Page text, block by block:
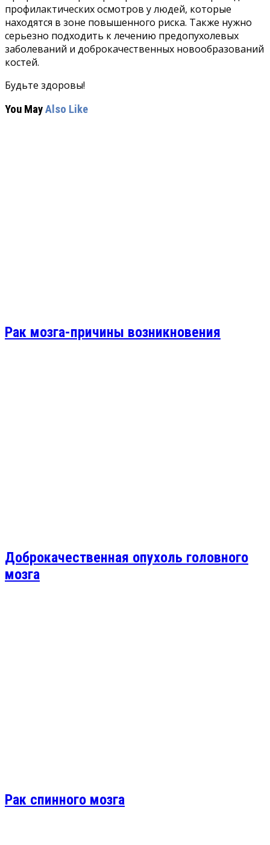
профилактических осмотров у людей, которые
находятся в зоне повышенного риска. Также нужно
серьезно подходить к лечению предопухолевых
заболеваний и доброкачественных новообразований
костей.
Будьте здоровы!
You MayAlso Like
Рак мозга-причины возникновения
Доброкачественная опухоль головного
мозга
Рак спинного мозга